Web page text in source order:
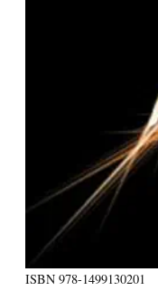
ISBN 978-1499130201